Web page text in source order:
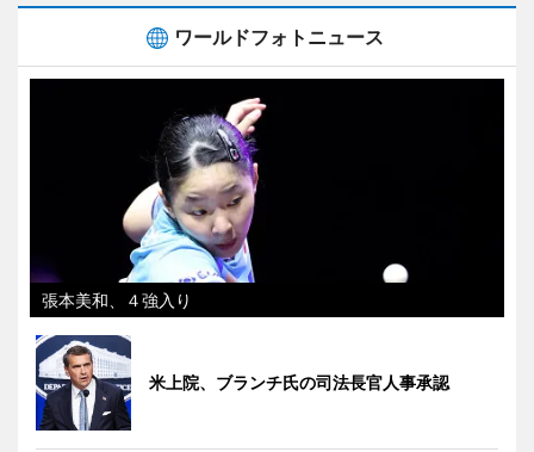
ワールドフォトニュース
張本美和、４強入り
米上院、ブランチ氏の司法長官人事承認